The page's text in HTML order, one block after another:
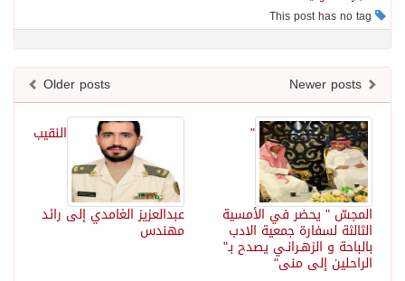
Older posts
النقيب
عبدالعزيز الغامدي إلى رائد
مهندس
"
المجسّ " يحضر في الأمسية
الثالثة لسفارة جمعية الادب
بالباحة و الزهـرانـي يصدح بـ"
الراحلين إلى منى"